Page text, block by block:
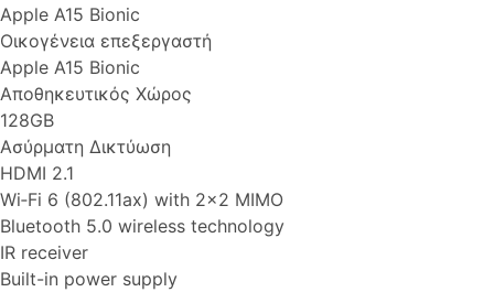
Apple A15 Bionic
Οικογένεια επεξεργαστή
Apple A15 Bionic
Αποθηκευτικός Χώρος
128GB
Ασύρματη Δικτύωση
HDMI 2.1
Wi‑Fi 6 (802.11ax) with 2x2 MIMO
Bluetooth 5.0 wireless technology
IR receiver
Built-in power supply